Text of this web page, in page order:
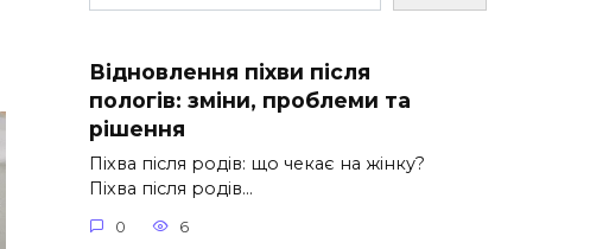
Відновлення піхви після
пологів: зміни, проблеми та
рішення
Піхва після родів: що чекає на жінку?
Піхва після родів…
0 6